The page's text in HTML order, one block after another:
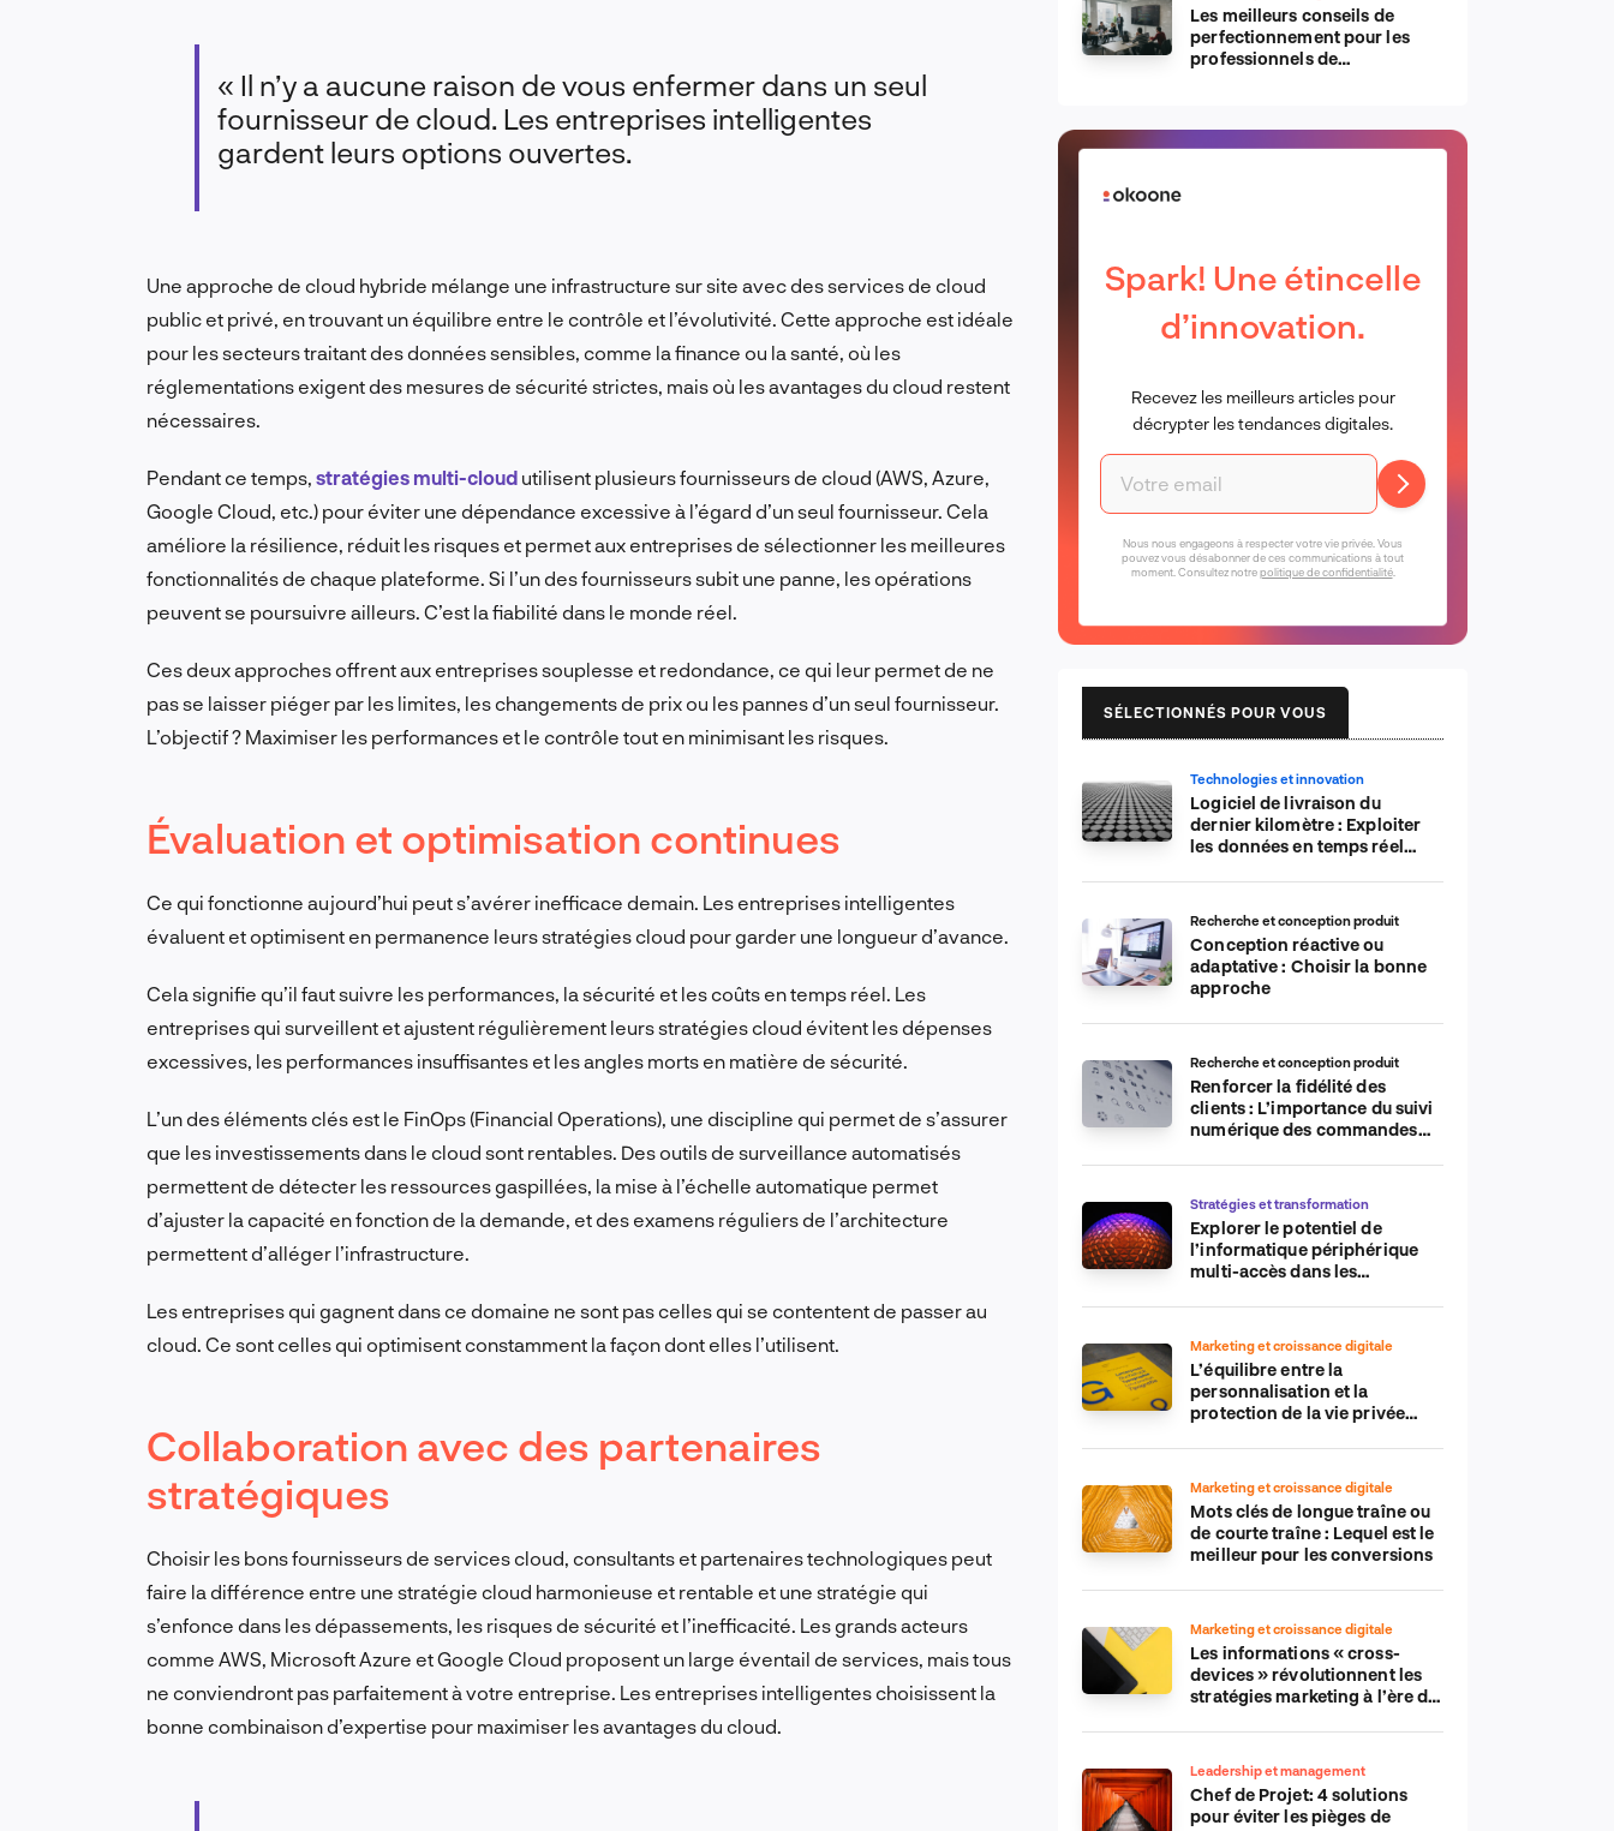
« Il n’y a aucune raison de vous enfermer dans un seul
fournisseur de cloud. Les entreprises intelligentes
gardent leurs options ouvertes.
Une approche de cloud hybride mélange une infrastructure sur site avec des services de cloud
public et privé, en trouvant un équilibre entre le contrôle et l’évolutivité. Cette approche est idéale
pour les secteurs traitant des données sensibles, comme la finance ou la santé, où les
réglementations exigent des mesures de sécurité strictes, mais où les avantages du cloud restent
nécessaires.
Pendant ce temps, stratégies multi-cloud utilisent plusieurs fournisseurs de cloud (AWS, Azure,
Google Cloud, etc.) pour éviter une dépendance excessive à l’égard d’un seul fournisseur. Cela
améliore la résilience, réduit les risques et permet aux entreprises de sélectionner les meilleures
fonctionnalités de chaque plateforme. Si l’un des fournisseurs subit une panne, les opérations
peuvent se poursuivre ailleurs. C’est la fiabilité dans le monde réel.
Ces deux approches offrent aux entreprises souplesse et redondance, ce qui leur permet de ne
pas se laisser piéger par les limites, les changements de prix ou les pannes d’un seul fournisseur.
L’objectif ? Maximiser les performances et le contrôle tout en minimisant les risques.
Évaluation et optimisation continues
Ce qui fonctionne aujourd’hui peut s’avérer inefficace demain. Les entreprises intelligentes
évaluent et optimisent en permanence leurs stratégies cloud pour garder une longueur d’avance.
Cela signifie qu’il faut suivre les performances, la sécurité et les coûts en temps réel. Les
entreprises qui surveillent et ajustent régulièrement leurs stratégies cloud évitent les dépenses
excessives, les performances insuffisantes et les angles morts en matière de sécurité.
L’un des éléments clés est le FinOps (Financial Operations), une discipline qui permet de s’assurer
que les investissements dans le cloud sont rentables. Des outils de surveillance automatisés
permettent de détecter les ressources gaspillées, la mise à l’échelle automatique permet
d’ajuster la capacité en fonction de la demande, et des examens réguliers de l’architecture
permettent d’alléger l’infrastructure.
Les entreprises qui gagnent dans ce domaine ne sont pas celles qui se contentent de passer au
cloud. Ce sont celles qui optimisent constamment la façon dont elles l’utilisent.
Collaboration avec des partenaires
stratégiques
Choisir les bons fournisseurs de services cloud, consultants et partenaires technologiques peut
faire la différence entre une stratégie cloud harmonieuse et rentable et une stratégie qui
s’enfonce dans les dépassements, les risques de sécurité et l’inefficacité. Les grands acteurs
comme AWS, Microsoft Azure et Google Cloud proposent un large éventail de services, mais tous
ne conviendront pas parfaitement à votre entreprise. Les entreprises intelligentes choisissent la
bonne combinaison d’expertise pour maximiser les avantages du cloud.
Les meilleurs conseils de
perfectionnement pour les
professionnels de
Spark! Une étincelle
d’innovation.
Recevez les meilleurs articles pour
décrypter les tendances digitales.
Nous nous engageons à respecter votre vie privée. Vous
pouvez vous désabonner de ces communications à tout
moment. Consultez notrepolitique de confidentialité.
SÉLECTIONNÉS POUR VOUS
Technologies et innovation
Logiciel de livraison du
dernier kilomètre : Exploiter
les données en temps réel
Recherche et conception produit
Conception réactive ou
adaptative : Choisir la bonne
approche
Recherche et conception produit
Renforcer la fidélité des
clients : L’importance du suivi
numérique des commandes
commerce électronique
Stratégies et transformation
Explorer le potentiel de
l’informatique périphérique
multi-accès dans les
Marketing et croissance digitale
L’équilibre entre la
personnalisation et la
protection de la vie privée
Marketing et croissance digitale
Mots clés de longue traîne ou
de courte traîne : Lequel est le
meilleur pour les conversions
Marketing et croissance digitale
Les informations « cross-
devices » révolutionnent les
stratégies marketing à l’ère du
Leadership et management
Chef de Projet: 4 solutions
pour éviter les pièges de